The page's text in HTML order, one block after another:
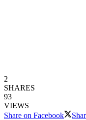
2
SHARES
93
VIEWS
Share on Facebook